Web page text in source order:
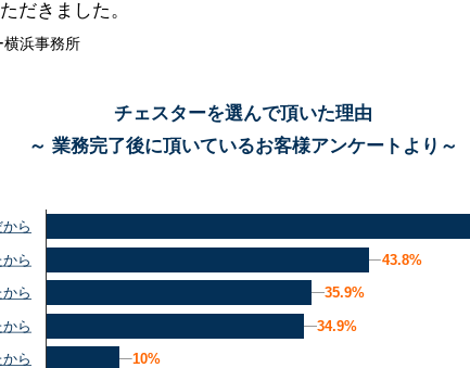
だきました。
横浜事務所
チェスターを選んで頂いた理由
～ 業務完了後に頂いているお客様アンケートより～
ら
ら
ら
ら
ら
43.8%
43.8%
35.9%
35.9%
34.9%
34.9%
10%
10%